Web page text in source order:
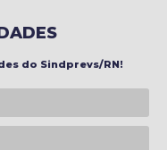
do Sindprevs/RN!